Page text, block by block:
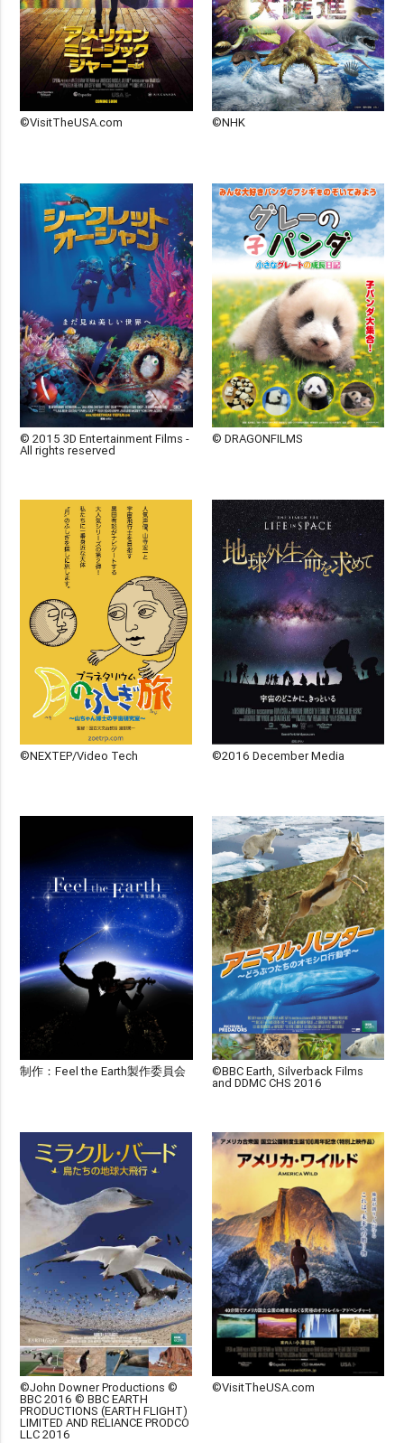
©VisitTheUSA.com ©NHK
© 2015 3D Entertainment Films -
All rights reserved
© DRAGONFILMS
©NEXTEP/Video Tech ©2016 December Media
制作：Feel the Earth製作委員会 ©BBC Earth, Silverback Films
and DDMC CHS 2016
©John Downer Productions ©
BBC 2016 © BBC EARTH
PRODUCTIONS (EARTH FLIGHT)
LIMITED AND RELIANCE PRODCO
LLC 2016
©VisitTheUSA.com